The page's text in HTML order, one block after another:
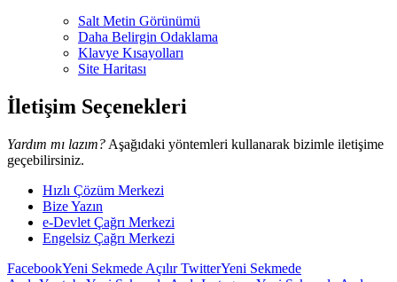
Salt Metin Görünümü
Daha Belirgin Odaklama
Klavye Kısayolları
Site Haritası
İletişim Seçenekleri
Yardım mı lazım? Aşağıdaki yöntemleri kullanarak bizimle iletişime
geçebilirsiniz.
Hızlı Çözüm Merkezi
Bize Yazın
e-Devlet Çağrı Merkezi
Engelsiz Çağrı Merkezi
FacebookYeni Sekmede AçılırTwitterYeni Sekmede